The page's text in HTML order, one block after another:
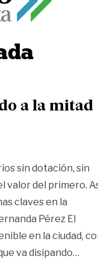
a la mitad
sin dotación, sin
valor del primero.
claves en la
Pérez El
en la ciudad,
va disipando…